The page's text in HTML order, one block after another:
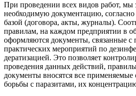
При проведении всех видов работ, мы
необходимую документацию, согласно
базой (договора, акты, журналы).
правилам, на каждом предприятии в
оформляются документы, связанные с
практических мероприятий по
дератизацией. Это позволяет
проведения данных действий,
документы вносятся все применяемые
борьбы с паразитами, их